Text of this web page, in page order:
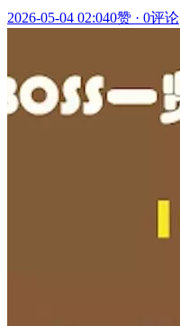
2026-05-04 02:040赞 · 0评论